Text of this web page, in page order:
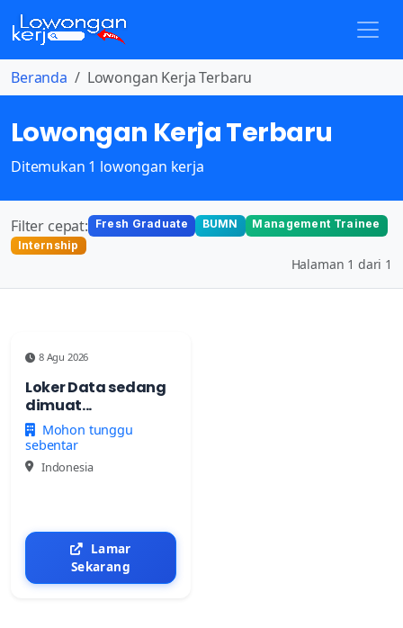
Beranda Lowongan Kerja Terbaru
Lowongan Kerja Terbaru
Ditemukan 1 lowongan kerja
Filter cepat: Fresh Graduate BUMN
Management Trainee
Internship
Halaman 1 dari 1
8 Agu 2026
Loker Data sedang
dimuat...
Mohon tunggu
sebentar
Indonesia
Lamar
Sekarang